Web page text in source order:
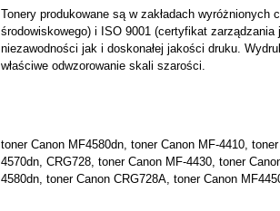
Tonery produkowane są w zakładach
środowiskowego) i ISO 9001 (certyfikat
niezawodności jak i doskonałej jakości druku.
właściwe odwzorowanie skali szarości.
toner Canon MF4580dn, toner Canon MF-4410,
4570dn, CRG728, toner Canon MF-4430, toner
4580dn, toner Canon CRG728A, toner Canon